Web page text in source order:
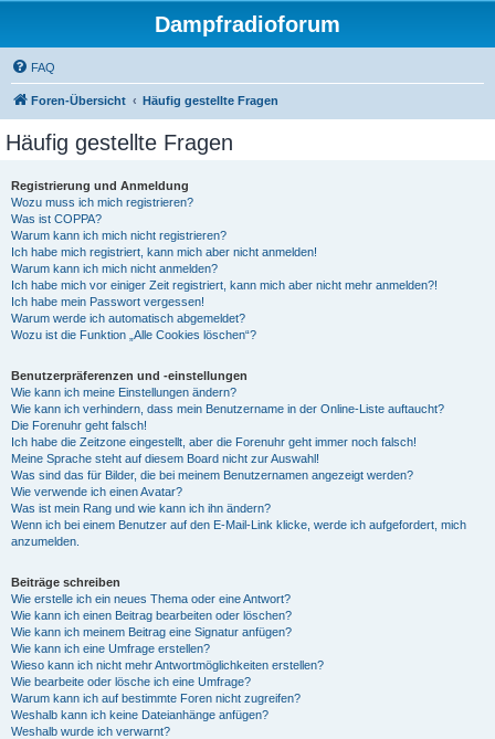
Dampfradioforum
FAQ
Foren-Übersicht Häufig gestellte Fragen
Häufig gestellte Fragen
Registrierung und Anmeldung
Wozu muss ich mich registrieren?
Was ist COPPA?
Warum kann ich mich nicht registrieren?
Ich habe mich registriert, kann mich aber nicht anmelden!
Warum kann ich mich nicht anmelden?
Ich habe mich vor einiger Zeit registriert, kann mich aber nicht mehr anmelden?!
Ich habe mein Passwort vergessen!
Warum werde ich automatisch abgemeldet?
Wozu ist die Funktion „Alle Cookies löschen“?
Benutzerpräferenzen und -einstellungen
Wie kann ich meine Einstellungen ändern?
Wie kann ich verhindern, dass mein Benutzername in der Online-Liste auftaucht?
Die Forenuhr geht falsch!
Ich habe die Zeitzone eingestellt, aber die Forenuhr geht immer noch falsch!
Meine Sprache steht auf diesem Board nicht zur Auswahl!
Was sind das für Bilder, die bei meinem Benutzernamen angezeigt werden?
Wie verwende ich einen Avatar?
Was ist mein Rang und wie kann ich ihn ändern?
Wenn ich bei einem Benutzer auf den E-Mail-Link klicke, werde ich aufgefordert, mich
anzumelden.
Beiträge schreiben
Wie erstelle ich ein neues Thema oder eine Antwort?
Wie kann ich einen Beitrag bearbeiten oder löschen?
Wie kann ich meinem Beitrag eine Signatur anfügen?
Wie kann ich eine Umfrage erstellen?
Wieso kann ich nicht mehr Antwortmöglichkeiten erstellen?
Wie bearbeite oder lösche ich eine Umfrage?
Warum kann ich auf bestimmte Foren nicht zugreifen?
Weshalb kann ich keine Dateianhänge anfügen?
Weshalb wurde ich verwarnt?